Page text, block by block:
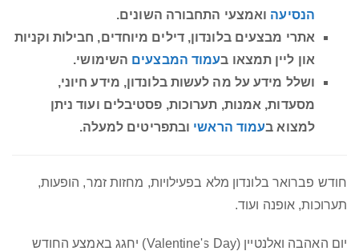
הנסיעה ואמצעי התחבורה השונים.
אתרי מבצעים בלונדון, דילים מיוחדים, חבילות וקניות
און ליין תמצאו בעמוד המבצעים השימושי.
ושלל מידע על מה לעשות בלונדון, מידע חיוני,
מסעדות, אמנות, תערוכות, פסטיבלים ועוד ניתן
למצוא בעמוד הראשי ובתפריטים למעלה.
חודש פברואר בלונדון מלא בפעילויות, מחזות זמר, הופעות,
תערוכות, אופנה ועוד.
יום האהבה ואלנטיין (Valentine's Day) יחגג באמצע החודש